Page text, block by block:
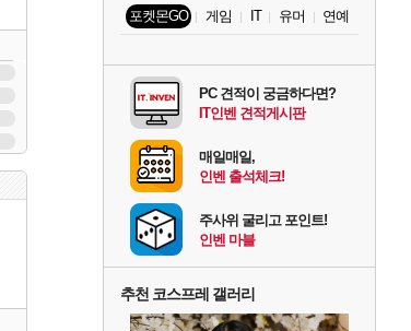
포켓몬GO 게임 IT 유머 연예
PC 견적이 궁금하다면?
IT인벤 견적게시판
매일매일,
인벤 출석체크!
주사위 굴리고 포인트!
인벤 마블
추천 코스프레 갤러리